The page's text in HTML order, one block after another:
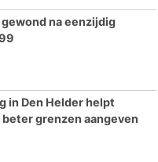
na eenzijdig
in Den Helder helpt
grenzen aangeven